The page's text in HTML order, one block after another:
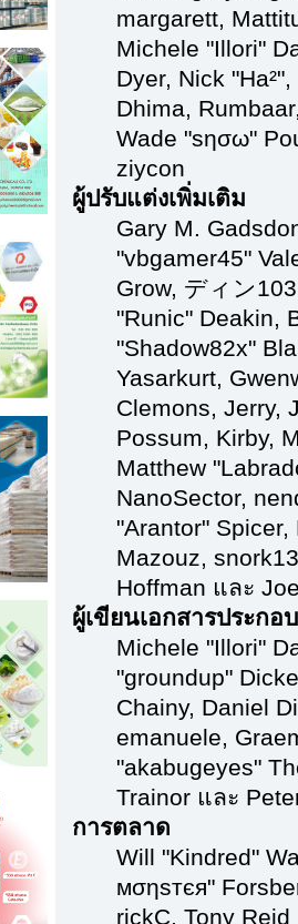
margarett,
Michele "Illori"
Dyer, Nick
Dhima,
Wade "sησω"
ziycon
ผู้ปรับแต่งเพิ่มเติม
Gary M.
"vbgamer45"
Grow, ディン
"Runic" Deakin,
"Shadow82x"
Yasarkurt,
Clemons, Jerry,
Possum, Kirby,
Matthew
NanoSector,
"Arantor"
Mazouz,
Hoffman และ
ผู้เขียนเอกสารประกอบ
Michele "Illori"
"groundup"
Chainy, Daniel
emanuele,
"akabugeyes"
Trainor และ
การตลาด
Will "Kindred"
мσηѕтєя"
rickC, Tony